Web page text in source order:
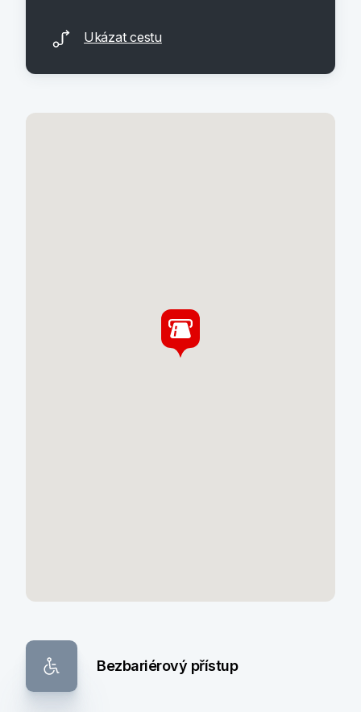
Ukázat cestu
Bezbariérový přístup